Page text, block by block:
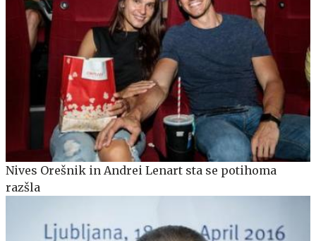
Nives Orešnik in Andrei Lenart sta se potihoma
razšla